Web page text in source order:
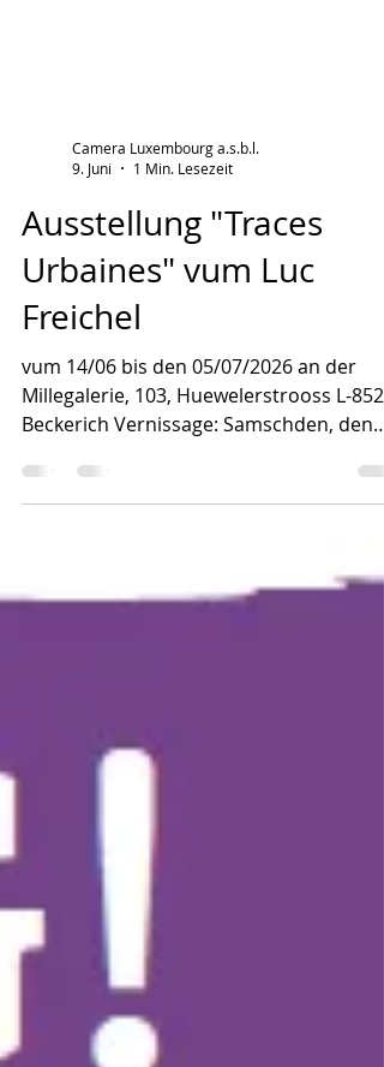
Camera Luxembourg a.s.b.l.
1 Min. Lesezeit
Ausstellung "Traces
Freichel
vum 14/06 bis den 05/07/2026 an der
Millegalerie, 103, Huewelerstrooss L-8521
Beckerich Vernissage: Samschden, den